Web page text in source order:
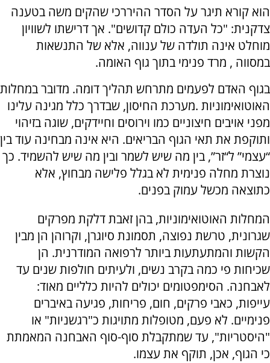
הוא קורא תיגר על הסדר ההיררכי שהקים משה בטענה
צדקנית: "כל העדה כולם קדושים". אך דרישתו לשוויון
מוחלט אינה תולדה של ענווה, אלא של התנשאות
במסווה , מרד פנימי בתוך גוף האומה.
בגוף האדם לפעמים מתרחש תהליך דומה. מדובר במחלות
האוטואימוניות .מערכת החיסון, שבדרך כלל מגינה עלינו
מפני אויבים חיצוניים כמו וירוסים וחיידקים, שוגה בזיהוי
ותוקפת את תאי הגוף הבריאים. היא אינה מבחינה עוד בין
“עצמי” ל“זר”, בין מה שיש לשמר ובין מה שיש להשמיד. כך
נוצרת מחלה פנימית לא בגלל פלישה מבחוץ, אלא
כתוצאה מכשל עמוק בפנים.
המחלות האוטואימוניות, בהן זאבת דלקת מפרקים
שגרונית, טרשת נפוצה, תסמונת סיוגרן, וקרוהן הן מבין
הקשות והמתעתעות ביותר לרפואה המודרנית. הן
שכיחות פי כמה בקרב נשים, ולעיתים חולפות שנים עד
לאבחנה. הסימפטומים יכולים להיות כלליים מאוד:
עייפות, כאבי פרקים, חום, פריחות, פגיעה באיברים
פנימיים. לא פעם, מטופלות מתויגות כ"רגשניות" או
"היסטריות", עד שמתקבלת סוף-סוף האבחנה המאמתת
כי הגוף, אכן, תוקף את עצמו.